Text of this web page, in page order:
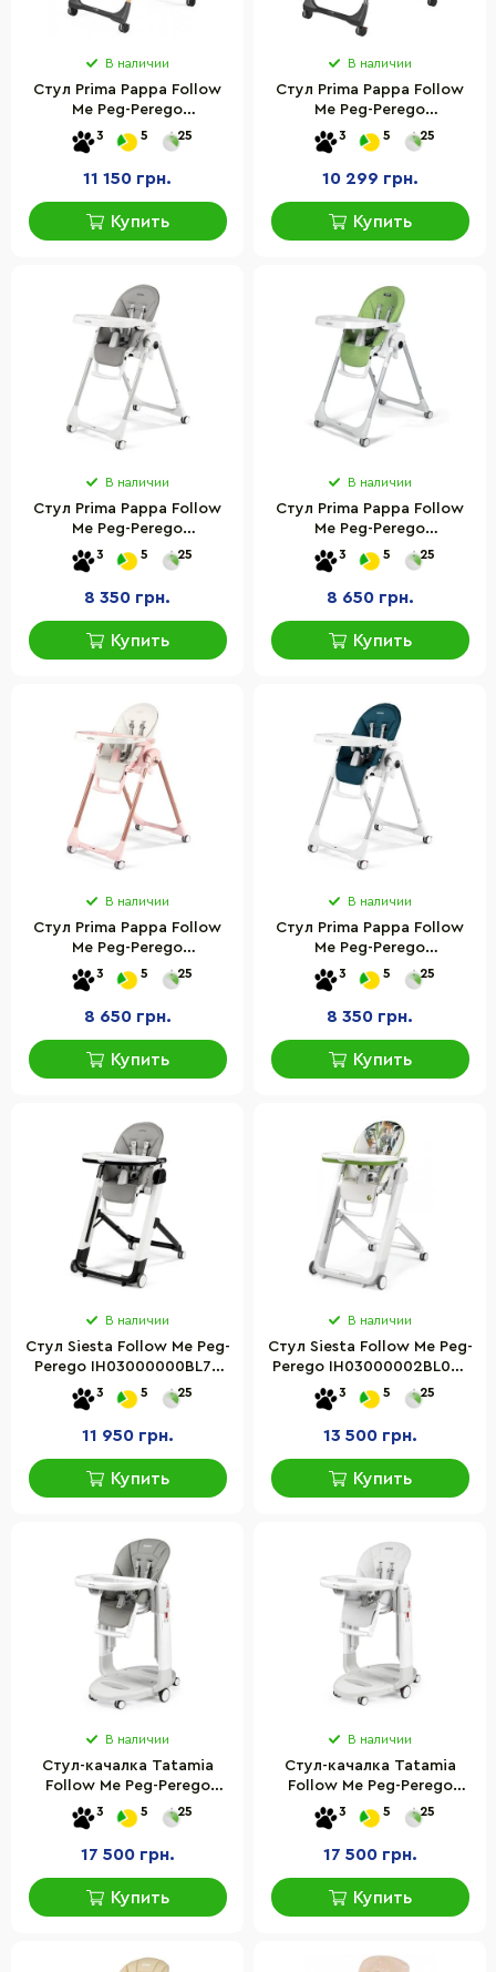
В наличии
Стул Prima Pappa Follow
Me Peg-Perego
IH01000002BL73 Amblance
Ice Премиум серый
3 5 25
11 150 грн.
Купить
В наличии
Стул Prima Pappa Follow
Me Peg-Perego
IH01000000BL01 Hi-Tech
LicoricE черный ХайТек
3 5 25
10 299 грн.
Купить
В наличии
Стул Prima Pappa Follow
Me Peg-Perego
IH01000000BL73 Ice серый
3 5 25
8 350 грн.
Купить
В наличии
Стул Prima Pappa Follow
Me Peg-Perego
IH01000000BL64 Mint
мятно-зеленый
3 5 25
8 650 грн.
Купить
В наличии
Стул Prima Pappa Follow
Me Peg-Perego
IH01000000BL00 Mon
Amour розовое золото
3 5 25
8 650 грн.
Купить
В наличии
Стул Prima Pappa Follow
Me Peg-Perego
IH01000000BL71 Petrolio
голубой
3 5 25
8 350 грн.
Купить
В наличии
Стул Siesta Follow Me Peg-
Perego IH03000000BL73
Ice серый
3 5 25
11 950 грн.
Купить
В наличии
Стул Siesta Follow Me Peg-
Perego IH03000002BL00J
Jaguars ягуар
3 5 25
13 500 грн.
Купить
В наличии
Стул-качалка Tatamia
Follow Me Peg-Perego
IH02000001BL73 Ice серый
3 5 25
17 500 грн.
Купить
В наличии
Стул-качалка Tatamia
Follow Me Peg-Perego
IH02000001BL00 Latte
белый
3 5 25
17 500 грн.
Купить